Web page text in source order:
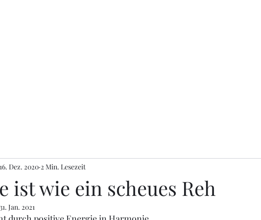
ist wie ein scheues Reh
16. Dez. 2020 2 Min. Lesezeit
31. Jan. 2021